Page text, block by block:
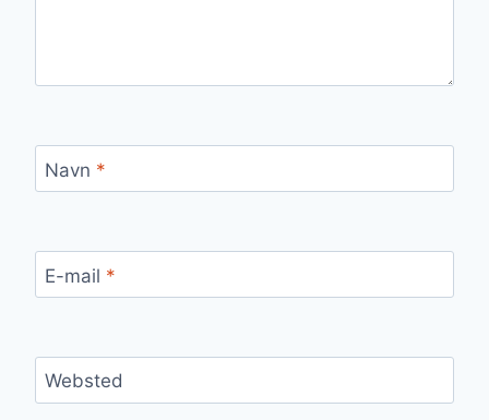
Navn *
E-mail *
Websted